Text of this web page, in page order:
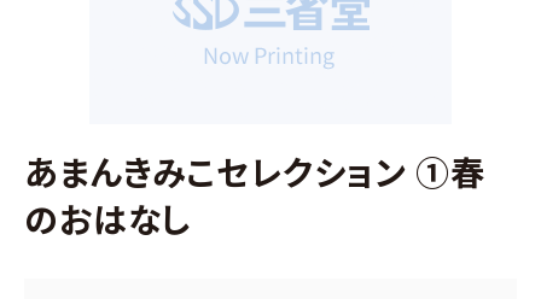
あまんきみこセレクション ①春
のおはなし